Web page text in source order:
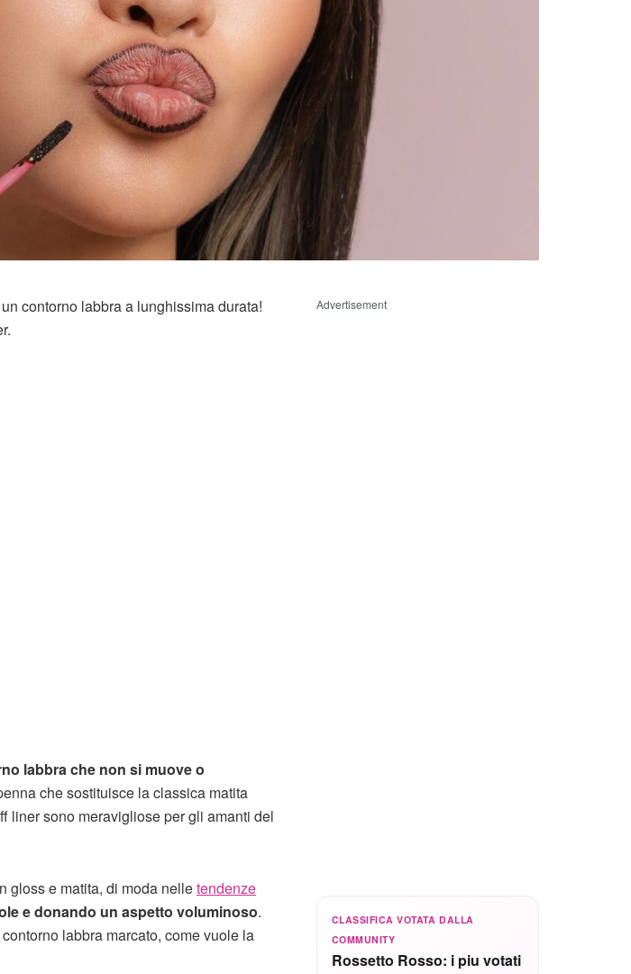
contorno labbra a lunghissima durata!
labbra che non si muove o
che sostituisce la classica matita
liner sono meravigliose per gli amanti del
gloss e matita, di moda nelletendenze
e donando un aspetto voluminoso.
labbra marcato, come vuole la
Advertisement
CLASSIFICA VOTATA DALLA
COMMUNITY
Rossetto Rosso: i piu votati